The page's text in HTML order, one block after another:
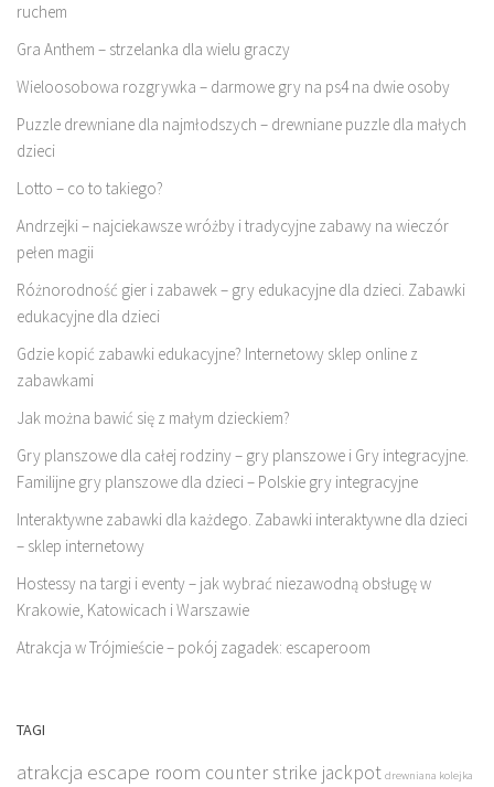
ruchem
Gra Anthem – strzelanka dla wielu graczy
Wieloosobowa rozgrywka – darmowe gry na ps4 na dwie osoby
Puzzle drewniane dla najmłodszych – drewniane puzzle dla małych
dzieci
Lotto – co to takiego?
Andrzejki – najciekawsze wróżby i tradycyjne zabawy na wieczór
pełen magii
Różnorodność gier i zabawek – gry edukacyjne dla dzieci. Zabawki
edukacyjne dla dzieci
Gdzie kopić zabawki edukacyjne? Internetowy sklep online z
zabawkami
Jak można bawić się z małym dzieckiem?
Gry planszowe dla całej rodziny – gry planszowe i Gry integracyjne.
Familijne gry planszowe dla dzieci – Polskie gry integracyjne
Interaktywne zabawki dla każdego. Zabawki interaktywne dla dzieci
– sklep internetowy
Hostessy na targi i eventy – jak wybrać niezawodną obsługę w
Krakowie, Katowicach i Warszawie
Atrakcja w Trójmieście – pokój zagadek: escaperoom
TAGI
atrakcja escape room counter strike jackpot drewniana kolejka